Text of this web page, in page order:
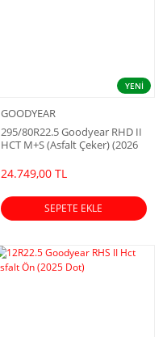
YENİ
GOODYEAR
295/80R22.5 Goodyear RHD II
HCT M+S (Asfalt Çeker) (2026
24.749,00 TL
SEPETE EKLE